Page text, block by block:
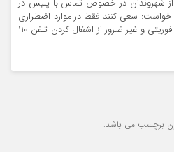
شهروندان در خصوص تماس با پليس در
خواست: سعي كنند فقط در موارد اضطراري
با 110 تماس بگيرند و در موارد غیر فوریتی و غیر ضرور از اشغال کردن تلفن 110
برچسب می باشد.